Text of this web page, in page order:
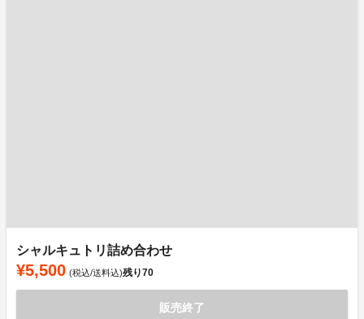
シャルキュトリ詰め合わせ
¥5,500 (税込/送料込)残り70
販売終了